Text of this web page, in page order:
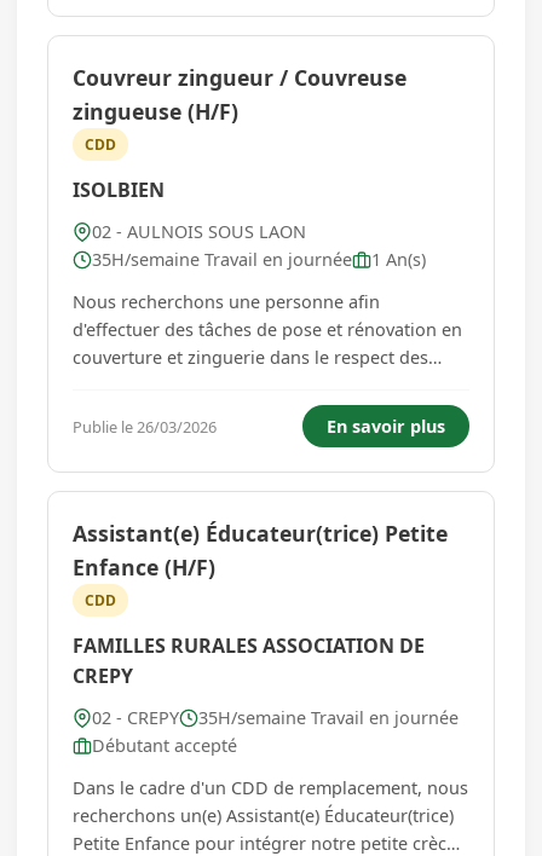
Responsable de Secteur sur Laonbr />Vos m...
Couvreur zingueur / Couvreuse
zingueuse (H/F)
CDD
ISOLBIEN
02 - AULNOIS SOUS LAON
35H/semaine Travail en journée
1 An(s)
Nous recherchons une personne afin
d'effectuer des tâches de pose et rénovation en
couverture et zinguerie dans le respect des
Monter et installer les échafaudages et les
systèmes de protection. - Approvisionner le
chantier en matériaux. - Scier ...
Publie le 26/03/2026 En savoir plus
Assistant(e) Éducateur(trice) Petite
Enfance (H/F)
CDD
FAMILLES RURALES ASSOCIATION DE
CREPY
02 - CREPY
35H/semaine Travail en journée
Débutant accepté
Dans le cadre d'un CDD de remplacement, nous
recherchons un(e) Assistant(e) Éducateur(trice)
Petite Enfance pour intégrer notre petite crèche